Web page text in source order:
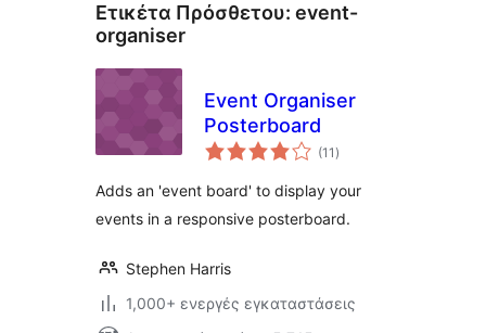
Ετικέτα Πρόσθετου: event-
organiser
Event Organiser
Posterboard
(11 αξιολογήσεις
σύνολο
)
Adds an 'event board' to display your
events in a responsive posterboard.
Stephen Harris
1,000+ ενεργές εγκαταστάσεις